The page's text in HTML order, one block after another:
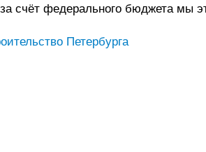
счёт федерального бюджета мы
Петербурга